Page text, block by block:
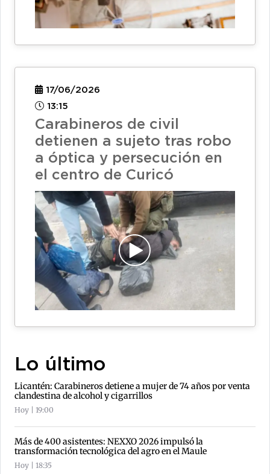
17/06/2026
13:15
Carabineros de civil
detienen a sujeto tras robo
a óptica y persecución en
el centro de Curicó
Lo último
Licantén: Carabineros detiene a mujer de 74 años por venta
clandestina de alcohol y cigarrillos
Hoy | 19:00
Más de 400 asistentes: NEXXO 2026 impulsó la
transformación tecnológica del agro en el Maule
Hoy | 18:35